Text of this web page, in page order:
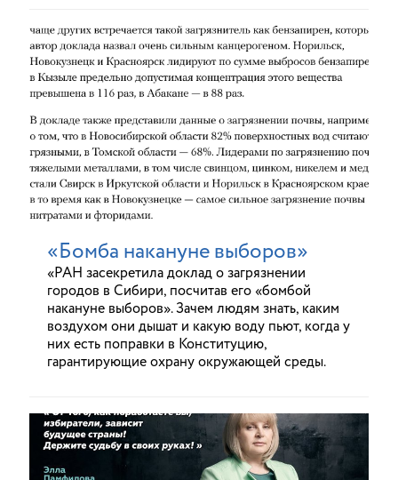
«Бомба накануне выборов»
«РАН засекретила доклад о загрязнении
городов в Сибири, посчитав его «бомбой
накануне выборов». Зачем людям знать, каким
воздухом они дышат и какую воду пьют, когда у
них есть поправки в Конституцию,
гарантирующие охрану окружающей среды.